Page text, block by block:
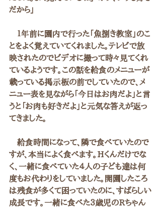
だから」
１年前に園内で行った「魚捌き教室」のこ
とをよく覚えていてくれました。テレビで放
映されたのでビデオに撮って時々見てくれ
ているようです。この話を給食のメニューが
載っている掲示板の前でしていたので、メ
ニュー表を見ながら「今日はお肉だよ」と言
うと「お肉も好きだよ」と元気な答えが返っ
てきました。
給食時間になって、隣で食べていたので
すが、本当によく食べます。Hくんだけでな
く、一緒に食べていた４人の子ども達は何
度もお代わりをしていました。開園したころ
は残食が多くて困っていたのに、すばらしい
成長です。一緒に食べた３歳児のRちゃん